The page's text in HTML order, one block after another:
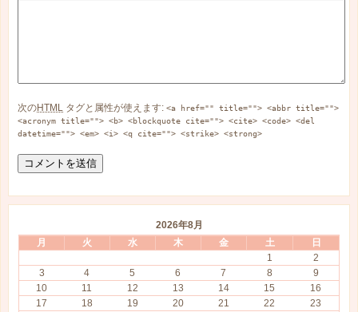
次のHTML タグと属性が使えます:<a href="" title=""> <abbr title="">
<acronym title=""> <b> <blockquote cite=""> <cite> <code> <del
datetime=""> <em> <i> <q cite=""> <strike> <strong>
2026年8月
月
火 水 木 金 土 日
1
2
3
4 5 6 7 8
9
10
11 12 13 14 15
16
17
18 19 20 21 22
23